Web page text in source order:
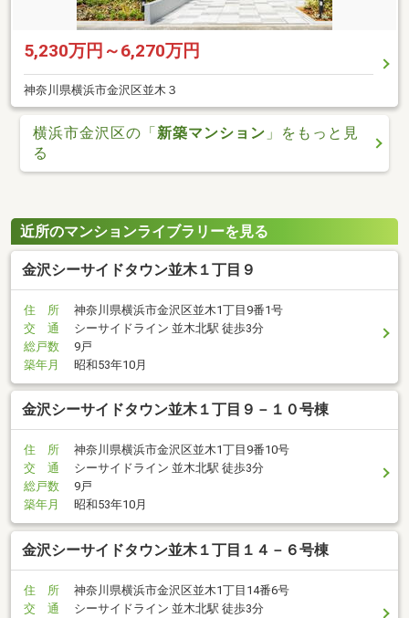
5,230万円～6,270万円
神奈川県横浜市金沢区並木３
横浜市金沢区の「新築マンション 」をもっと見
る
近所のマンションライブラリーを見る
金沢シーサイドタウン並木１丁目９
住 所
神奈川県横浜市金沢区並木1丁目9番1号
交 通
シーサイドライン 並木北駅 徒歩3分
総戸数
9戸
築年月
昭和53年10月
金沢シーサイドタウン並木１丁目９－１０号棟
住 所
神奈川県横浜市金沢区並木1丁目9番10号
交 通
シーサイドライン 並木北駅 徒歩3分
総戸数
9戸
築年月
昭和53年10月
金沢シーサイドタウン並木１丁目１４－６号棟
住 所
神奈川県横浜市金沢区並木1丁目14番6号
交 通
シーサイドライン 並木北駅 徒歩3分